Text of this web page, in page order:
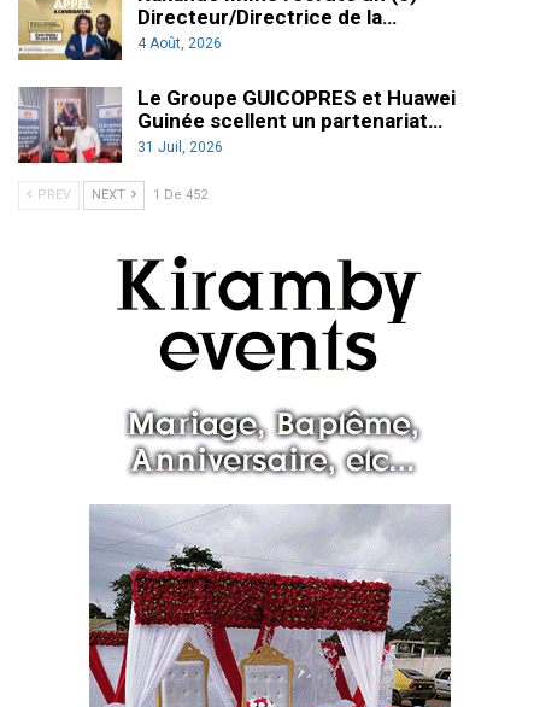
Directeur/Directrice de la…
4 Août, 2026
Le Groupe GUICOPRES et Huawei
Guinée scellent un partenariat…
31 Juil, 2026
PREV NEXT 1 De 452